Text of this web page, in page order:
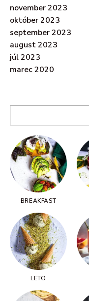
november 2023
október 2023
september 2023
august 2023
júl 2023
marec 2020
BREAKFAST
LETO